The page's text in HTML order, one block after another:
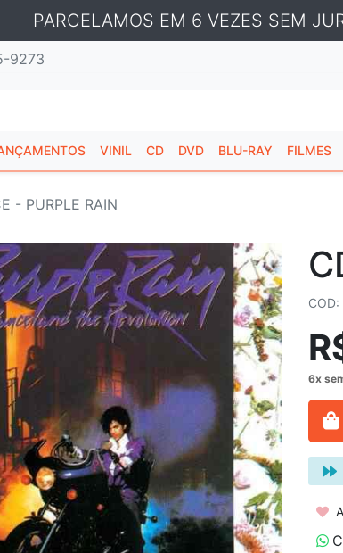
PARCELAMOS EM 6 VEZES SEM
9273
VINIL CD DVD BLU-RAY FILMES
- PURPLE RAIN